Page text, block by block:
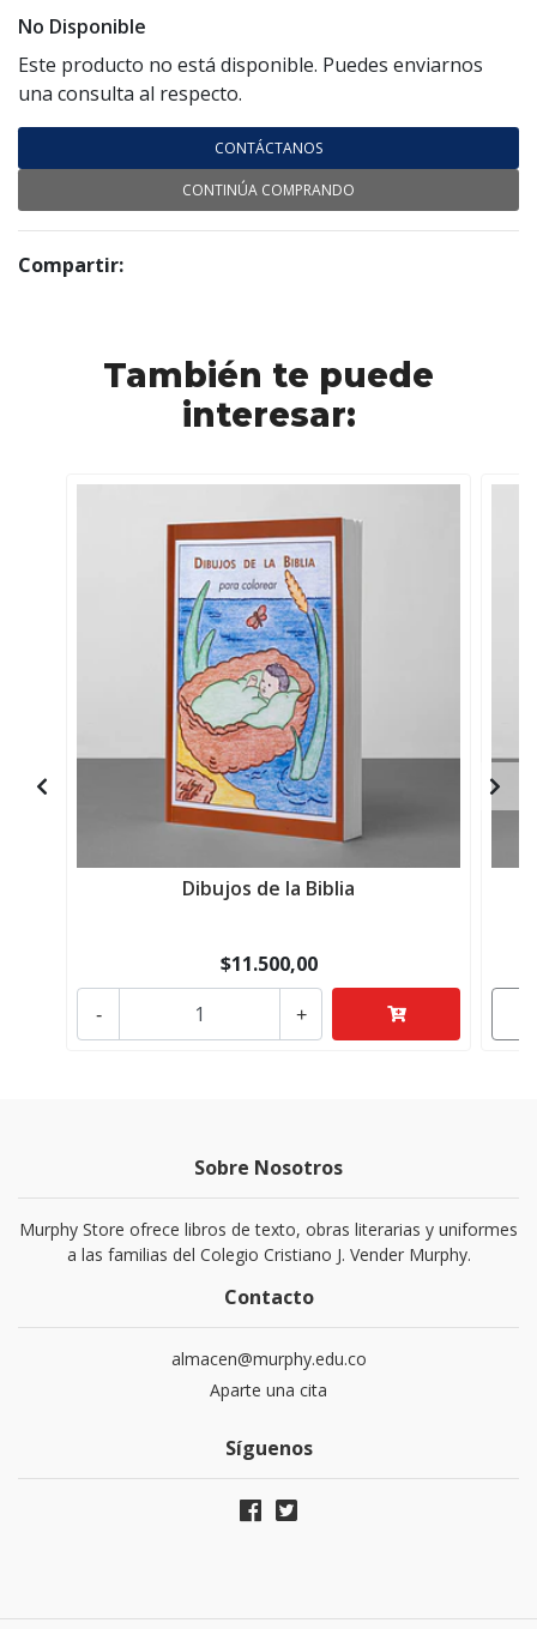
No Disponible
Este producto no está disponible. Puedes enviarnos
una consulta al respecto.
CONTÁCTANOS
CONTINÚA COMPRANDO
Compartir:
También te puede
interesar:
Dibujos de la Biblia
$11.500,00
+
-
Sobre Nosotros
Murphy Store ofrece libros de texto, obras literarias y uniformes
a las familias del Colegio Cristiano J. Vender Murphy.
Contacto
almacen@murphy.edu.co
Aparte una cita
Síguenos